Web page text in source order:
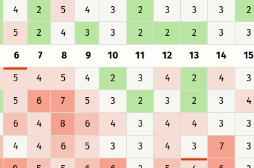
4 2 5 4 3 2 3 3 3 2
5 2 4 3 3 2 2 2 3 3
6 7 8 9 10 11 12 13 14 15
5 4 5 4 2 3 4 2 4 3
5 6 7 5 3 2 3 2 3 4
6 4 8 6 4 3 4 4 3 3
4 4 6 5 3 3 4 3 7 3